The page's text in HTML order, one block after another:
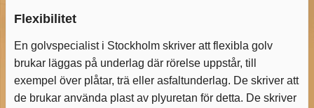
Flexibilitet
En golvspecialist i Stockholm skriver att flexibla golv
brukar läggas på underlag där rörelse uppstår, till
exempel över plåtar, trä eller asfaltunderlag. De skriver att
de brukar använda plast av plyuretan för detta. De skriver